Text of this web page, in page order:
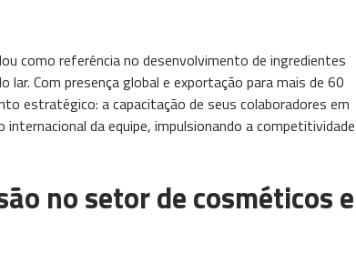
como referência no desenvolvimento de ingredientes
lar. Com presença global e exportação para mais de 60
estratégico: a capacitação de seus colaboradores em
da equipe, impulsionando a competitividade
no setor de cosméticos e